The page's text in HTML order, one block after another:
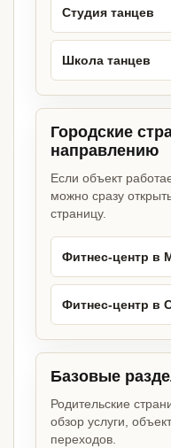
Студия танцев
Школа танцев
Городские
направлению
Если объект
можно сразу
страницу.
Фитнес-центр в
Фитнес-центр в
Базовые
Родительские
обзор услуги,
переходов.